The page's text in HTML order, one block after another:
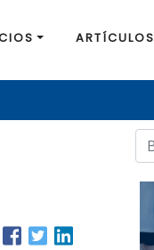
ARTÍCULOS